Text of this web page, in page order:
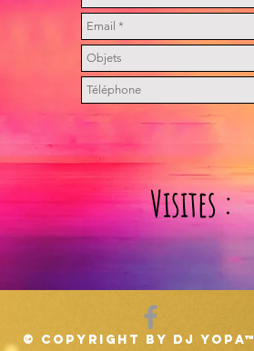
Visites :
© Copyright by DJ Yopa™